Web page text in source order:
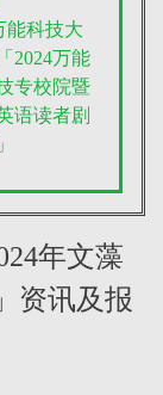
能科技大
2024万能
专校院暨
语读者剧
年文藻
资讯及报